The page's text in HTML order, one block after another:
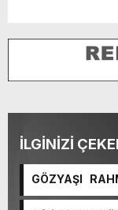
İLGİNİZİ
GÖZYAŞI